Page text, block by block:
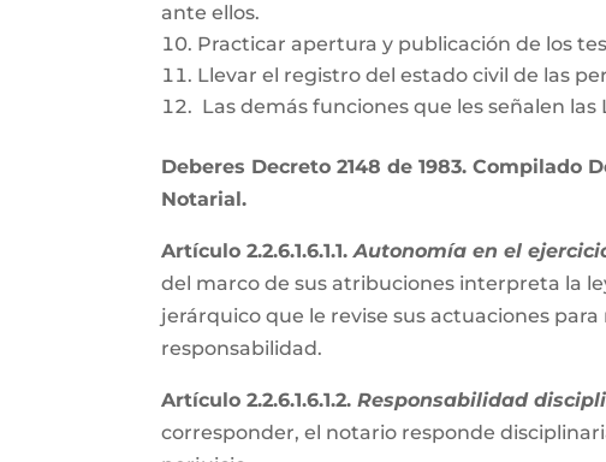
ante ellos.
Practicar apertura y publicación de los
Llevar el registro del estado civil de las
Las demás funciones que les señalen las
Deberes Decreto 2148 de 1983. Compilado
Notarial.
Artículo 2.2.6.1.6.1.1.Autonomía en el
del marco de sus atribuciones interpreta la
jerárquico que le revise sus actuaciones
responsabilidad.
Artículo 2.2.6.1.6.1.2. Responsabilidad
corresponder, el notario responde